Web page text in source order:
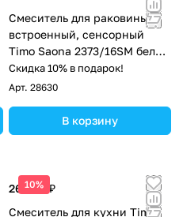
Смеситель для раковины
встроенный, сенсорный
Timo Saona 2373/16SM белый
матовый
Скидка 10% в подарок!
Арт. 28630
В корзину
10%
26 895 ₽
Смеситель для кухни Timo